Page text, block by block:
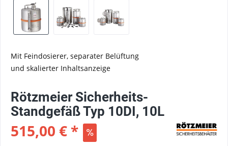
Mit Feindosierer, separater Belüftung
und skalierter Inhaltsanzeige
Rötzmeier Sicherheits-
Standgefäß Typ 10DI, 10L
515,00 € *